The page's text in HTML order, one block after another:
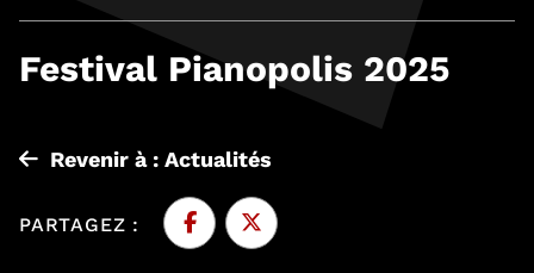
Festival Pianopolis 2025
Revenir à : Actualités
PARTAGEZ :